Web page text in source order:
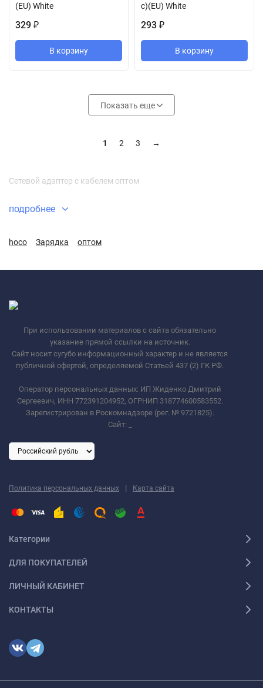
(EU) White
329 ₽
В корзину
c)(EU) White
293 ₽
В корзину
Показать еще
1 2 3 →
Сетевой адаптер с кабелем оптом
подробнее
hoco Зарядка оптом
При использовании материалов с сайта обязательно
указание прямой ссылки на источник.
Сайт носит сугубо информационный характер и не является
публичной офертой, определяемой Статьей 437 (2) ГК РФ.
Оператор персональных данных: ИП Жиденко Дмитрий
Сергеевич, ИНН 772391204952, ОГРНИП 318774600583552.
Зарегистрирован в Роскомнадзоре (рег. № 9721825).
Сайт:
Политика персональных данных | Карта сайта
Категории
ДЛЯ ПОКУПАТЕЛЕЙ
ЛИЧНЫЙ КАБИНЕТ
КОНТАКТЫ